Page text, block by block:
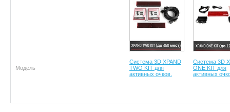
Модель
Система 3D XPAND
TWO KIT для
активных очков.
Система 3D
ONE KIT для
активных